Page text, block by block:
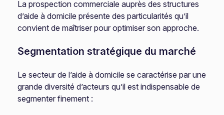
La prospection commerciale auprès des structures
d’aide à domicile présente des particularités qu’il
convient de maîtriser pour optimiser son approche.
Segmentation stratégique du marché
Le secteur de l’aide à domicile se caractérise par une
grande diversité d’acteurs qu’il est indispensable de
segmenter finement :